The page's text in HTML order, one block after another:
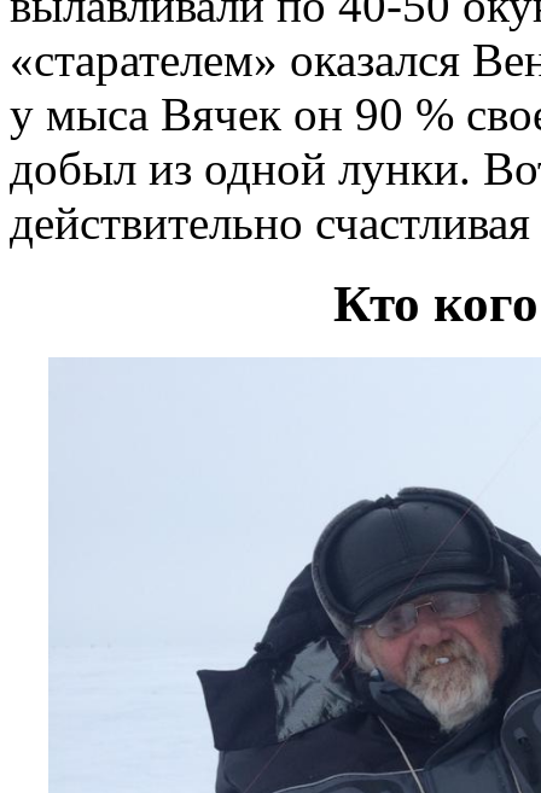
«старателем» оказался
у мыса Вячек он 90 %
добыл из одной лунки.
действительно
Кто